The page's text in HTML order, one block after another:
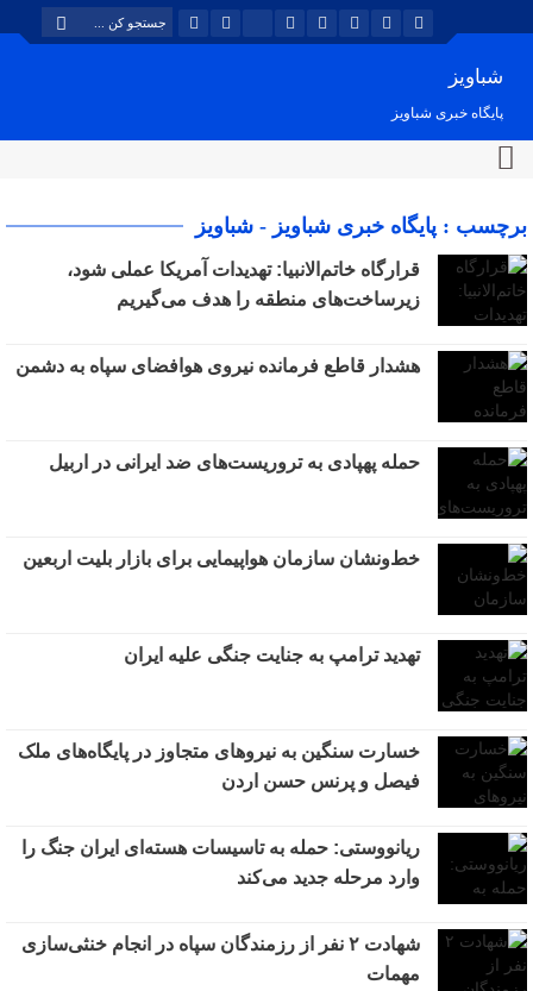
شباویز
پایگاه خبری شباویز
برچسب : پایگاه خبری شباویز - شباویز
قرارگاه خاتم‌الانبیا: تهدیدات آمریکا عملی شود،
زیرساخت‌های منطقه را هدف می‌گیریم
هشدار قاطع فرمانده نیروی هوافضای سپاه به دشمن
حمله پهپادی به تروریست‌های ضد ایرانی در اربیل
خط‌ونشان سازمان هواپیمایی برای بازار بلیت اربعین
تهدید ترامپ به جنایت جنگی علیه ایران
خسارت سنگین به نیروهای متجاوز در پایگاه‌های ملک
فیصل و پرنس حسن اردن
ریانووستی: حمله به تاسیسات هسته‌ای ایران جنگ را
وارد مرحله جدید می‌کند
شهادت ۲ نفر از رزمندگان سپاه در انجام خنثی‌سازی
مهمات